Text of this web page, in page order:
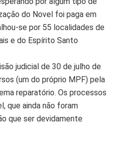
do Novel foi paga em
se por 55 localidades de
e do Espírito Santo
judicial de 30 de julho de
(um do próprio MPF) pela
reparatório. Os processos
que ainda não foram
que ser devidamente